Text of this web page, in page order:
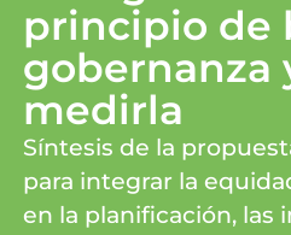
principio de
gobernanza
medirla
Síntesis de la
para integrar la
en la planificación, las